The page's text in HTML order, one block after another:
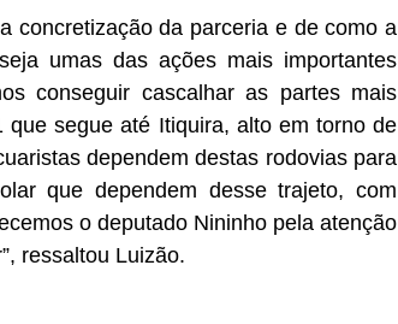
concretização da parceria e de como a
umas das ações mais importantes
conseguir cascalhar as partes mais
segue até Itiquira, alto em torno de
dependem destas rodovias para
que dependem desse trajeto, com
o deputado Nininho pela atenção
ressaltou Luizão.